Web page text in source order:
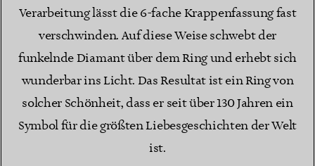
Verarbeitung lässt die 6-fache Krappenfassung fast
verschwinden. Auf diese Weise schwebt der
funkelnde Diamant über dem Ring und erhebt sich
wunderbar ins Licht. Das Resultat ist ein Ring von
solcher Schönheit, dass er seit über 130 Jahren ein
Symbol für die größten Liebesgeschichten der Welt
ist.